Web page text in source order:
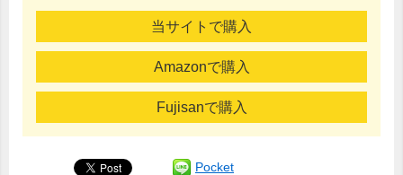
当サイトで購入
Amazonで購入
Fujisanで購入
Pocket